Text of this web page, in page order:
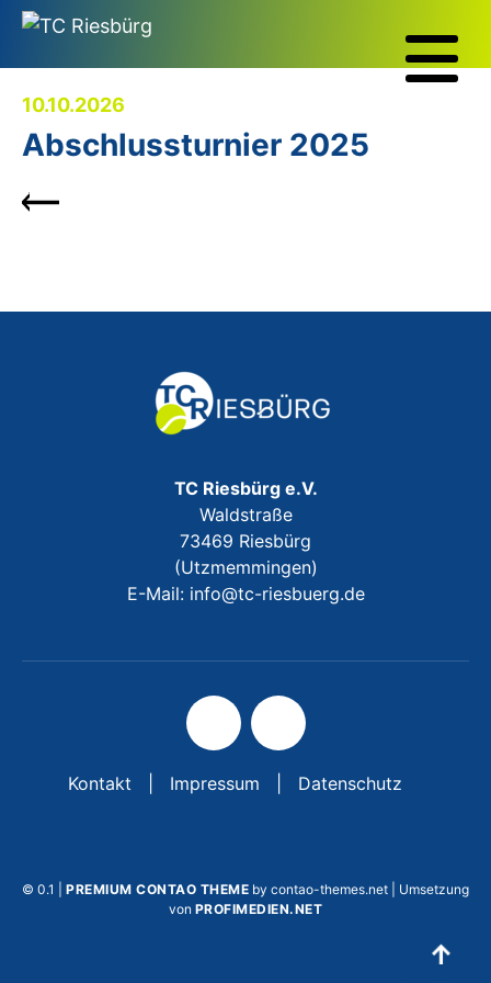
10.10.2026
Abschlussturnier 2025
TC Riesbürg e.V.
Waldstraße
73469 Riesbürg
(Utzmemmingen)
E-Mail: info@tc-riesbuerg.de
Kontakt Impressum Datenschutz
© 0.1 | PREMIUM CONTAO THEME by contao-themes.net | Umsetzung
von PROFIMEDIEN.NET
↑